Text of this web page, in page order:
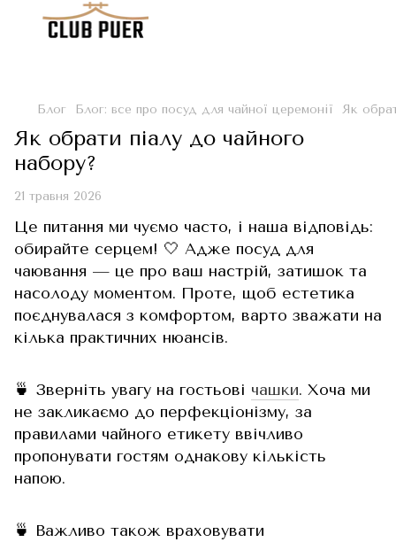
Блог Блог: все про посуд для чайної церемонії Як
Як обрати піалу до чайного
набору?
21 травня 2026
Це питання ми чуємо часто, і наша відповідь:
обирайте серцем! 🤍 Адже посуд для
чаювання — це про ваш настрій, затишок та
насолоду моментом. Проте, щоб естетика
поєднувалася з комфортом, варто зважати на
кілька практичних нюансів.
🍵 Зверніть увагу на гостьові чашки. Хоча ми
не закликаємо до перфекціонізму, за
правилами чайного етикету ввічливо
пропонувати гостям однакову кількість
напою.
🍵 Важливо також враховувати